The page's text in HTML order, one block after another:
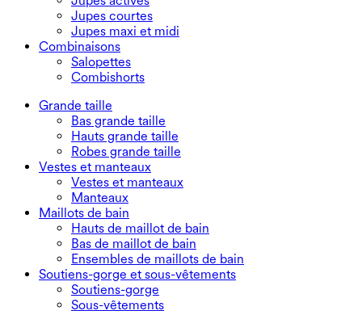
Jupes courtes
Jupes maxi et midi
Combinaisons
Salopettes
Combishorts
Grande taille
Bas grande taille
Hauts grande taille
Robes grande taille
Vestes et manteaux
Vestes et manteaux
Manteaux
Maillots de bain
Hauts de maillot de bain
Bas de maillot de bain
Ensembles de maillots de bain
Soutiens-gorge et sous-vêtements
Soutiens-gorge
Sous-vêtements